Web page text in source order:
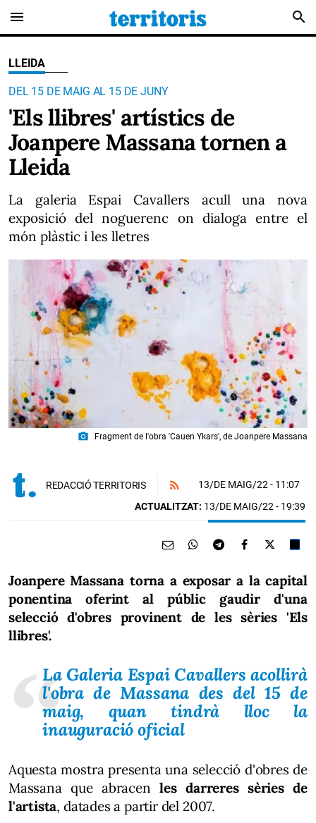
menu search
LLEIDA
DEL 15 DE MAIG AL 15 DE JUNY
'Els llibres' artístics de
Joanpere Massana tornen a
Lleida
La galeria Espai Cavallers acull una nova
exposició del noguerenc on dialoga entre el
món plàstic i les lletres
photo_camera Fragment de l'obra 'Cauen Ykars', de Joanpere Massana
REDACCIÓ TERRITORIS 13/DE MAIG/22 - 11:07
ACTUALITZAT: 13/DE MAIG/22 - 19:39
Joanpere Massana torna a exposar a la capital
ponentina oferint al públic gaudir d'una
selecció d'obres provinent de les sèries 'Els
llibres'.
La Galeria Espai Cavallers acollirà
l'obra de Massana des del 15 de
maig, quan tindrà lloc la
inauguració oficial
Aquesta mostra presenta una selecció d'obres de
Massana que abracenles darreres sèries de
l'artista, datades a partir del 2007.